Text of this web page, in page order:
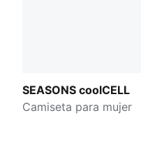
SEASONS coolCELL
Camiseta para mujer